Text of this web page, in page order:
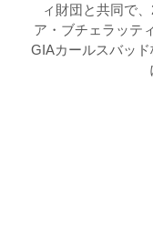
ィ財団と共同で
ア・ブチェラッテ
GIAカールスバッド